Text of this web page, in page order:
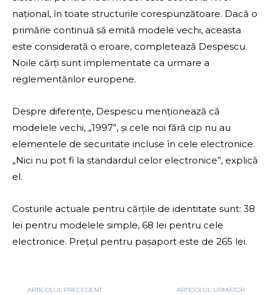
național, în toate structurile corespunzătoare. Dacă o
primărie continuă să emită modele vechi, aceasta
este considerată o eroare, completează Despescu.
Noile cărți sunt implementate ca urmare a
reglementărilor europene.
Despre diferențe, Despescu menționează că
modelele vechi, „1997”, și cele noi fără cip nu au
elementele de securitate incluse în cele electronice.
„Nici nu pot fi la standardul celor electronice”, explică
el.
Costurile actuale pentru cărțile de identitate sunt: 38
lei pentru modelele simple, 68 lei pentru cele
electronice. Prețul pentru pașaport este de 265 lei.
ARTICOLUL PRECEDENT ARTICOLUL URMĂTOR